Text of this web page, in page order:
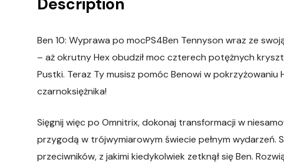
Description
Ben 10: Wyprawa po mocPS4Ben Tennyson wraz ze
– aż okrutny Hex obudził moc czterech potężnych
Pustki. Teraz Ty musisz pomóc Benowi w
czarnoksiężnika!
Sięgnij więc po Omnitrix, dokonaj transformacji w
przygodą w trójwymiarowym świecie pełnym wydarzeń.
przeciwników, z jakimi kiedykolwiek zetknął się Ben.